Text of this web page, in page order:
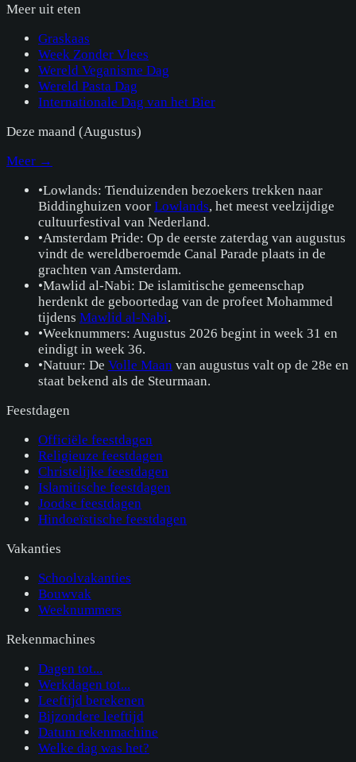
Meer uit eten
Graskaas
Week Zonder Vlees
Wereld Veganisme Dag
Wereld Pasta Dag
Internationale Dag van het Bier
Deze maand (Augustus)
Meer →
•Lowlands: Tienduizenden bezoekers trekken naar
Biddinghuizen voor Lowlands, het meest veelzijdige
cultuurfestival van Nederland.
•Amsterdam Pride: Op de eerste zaterdag van augustus
vindt de wereldberoemde Canal Parade plaats in de
grachten van Amsterdam.
•Mawlid al-Nabi: De islamitische gemeenschap
herdenkt de geboortedag van de profeet Mohammed
tijdens Mawlid al-Nabi.
•Weeknummers: Augustus 2026 begint in week 31 en
eindigt in week 36.
•Natuur: De Volle Maan van augustus valt op de 28e en
staat bekend als de Steurmaan.
Feestdagen
Officiële feestdagen
Religieuze feestdagen
Christelijke feestdagen
Islamitische feestdagen
Joodse feestdagen
Hindoeïstische feestdagen
Vakanties
Schoolvakanties
Bouwvak
Weeknummers
Rekenmachines
Dagen tot...
Werkdagen tot...
Leeftijd berekenen
Bijzondere leeftijd
Datum rekenmachine
Welke dag was het?